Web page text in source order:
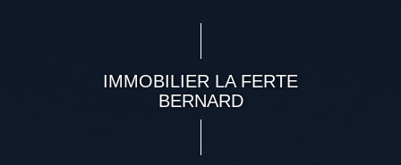
IMMOBILIER LA FERTE
BERNARD